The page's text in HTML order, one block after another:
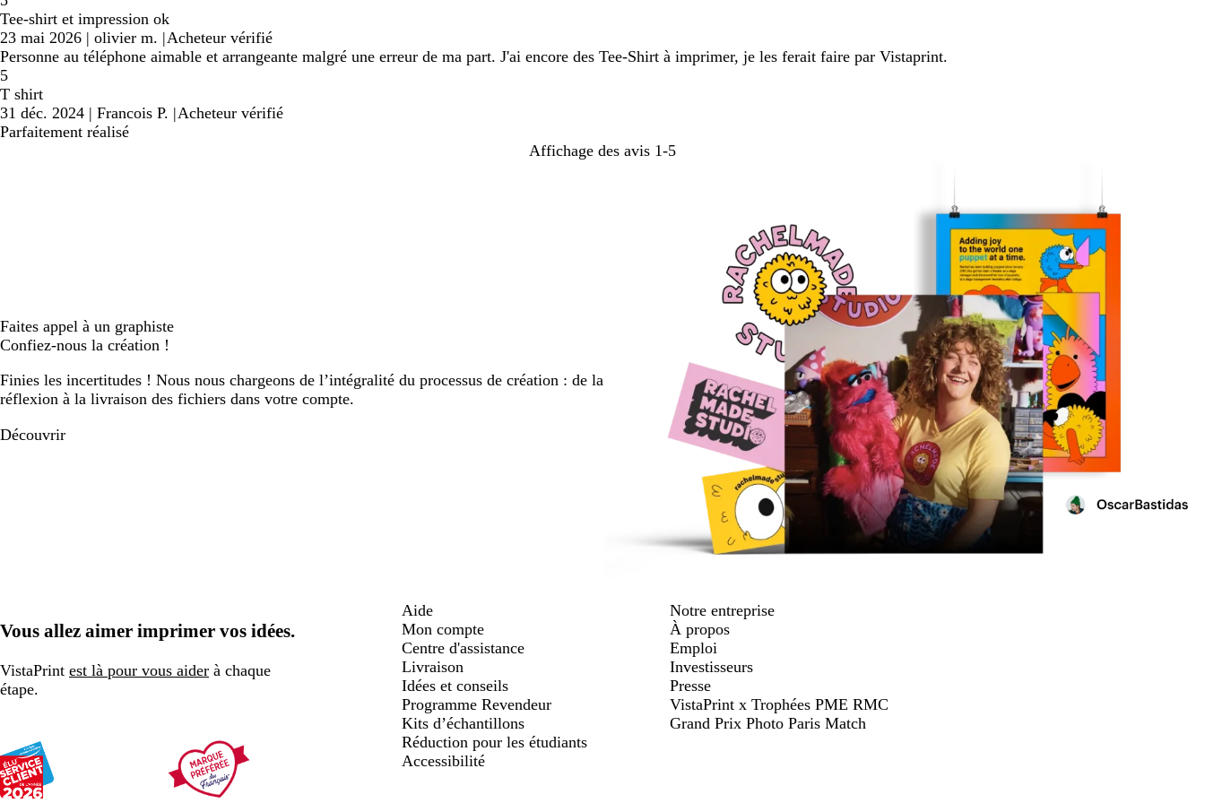
Tee-shirt et impression ok
23 mai 2026 | olivier m. |Acheteur vérifié
Personne au téléphone aimable et arrangeante malgré une erreur de ma part. J'ai encore des Tee-Shirt à imprimer, je les ferait faire par Vistaprint.
5
T shirt
31 déc. 2024 | Francois P. |Acheteur vérifié
Parfaitement réalisé
Affichage des avis 1-5
Faites appel à un graphiste
Confiez-nous la création !
Finies les incertitudes ! Nous nous chargeons de l’intégralité du processus de création : de la
réflexion à la livraison des fichiers dans votre compte.
Découvrir
Vous allez aimer imprimer vos idées.
VistaPrint est là pour vous aider à chaque
étape.
Aide
Mon compte
Centre d'assistance
Livraison
Idées et conseils
Programme Revendeur
Kits d’échantillons
Réduction pour les étudiants
Accessibilité
Notre entreprise
À propos
Emploi
Investisseurs
Presse
VistaPrint x Trophées PME RMC
Grand Prix Photo Paris Match